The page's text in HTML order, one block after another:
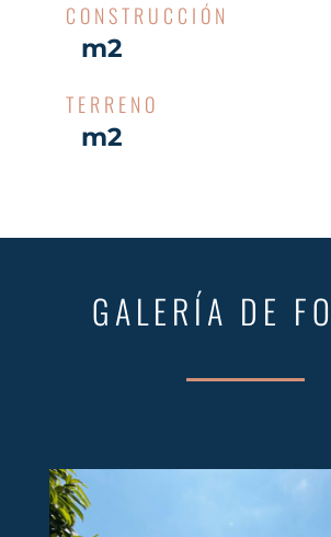
CONSTRUCCIÓN
m2
TERRENO
m2
GALERÍA DE